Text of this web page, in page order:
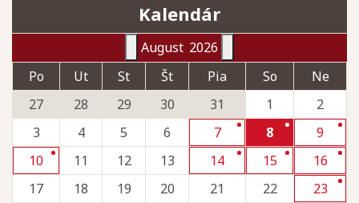
Kalendár
August 2026
Po
Ut St Št Pia So
Ne
27
28 29 30 31 1
2
3
4 5 6 7 8
9
10
11 12 13 14 15
16
17
18 19 20 21 22 23